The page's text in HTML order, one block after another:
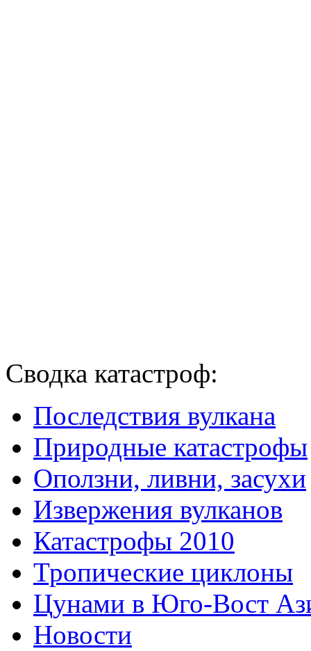
Сводка катастроф:
Последствия вулкана
Природные катастрофы
Оползни, ливни, засухи
Извержения вулканов
Катастрофы 2010
Тропические циклоны
Цунами в Юго-Вост
Новости